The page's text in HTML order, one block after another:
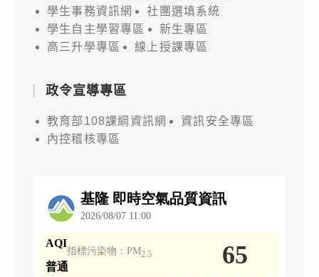
學生事務資訊網
社團選填系統
學生自主學習專區
新生專區
高三升學專區
線上授課專區
政令宣導專區
教育部108課綱資訊網
資訊安全專區
內控稽核專區